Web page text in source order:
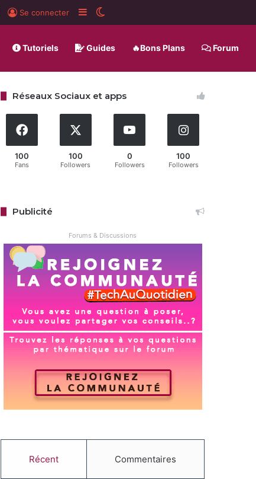
BlueSky
Se connecter Sidebar (barre latérale)
Tutoriels Guides 🔥Bons Plans Forum
Réseaux Sociaux et apps
100
Fans
100
Followers
0
Followers
100
Followers
Publicité
Forums & Discussions
Récent Commentaires